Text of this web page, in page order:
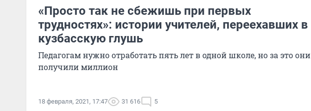
«Просто так не сбежишь при первых
трудностях»: истории учителей, переехавших в
кузбасскую глушь
Педагогам нужно отработать пять лет в одной школе, но за это они
получили миллион
18 февраля, 2021, 17:47 31 616 5